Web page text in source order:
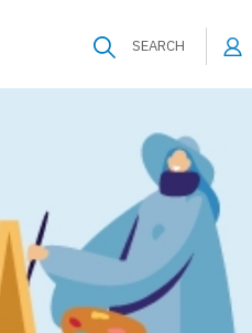
SEARCH